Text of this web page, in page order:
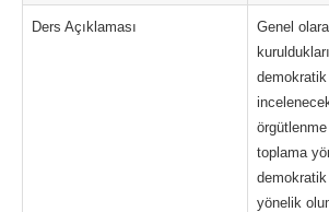
Ders Açıklaması
Genel
toplama
yönelik